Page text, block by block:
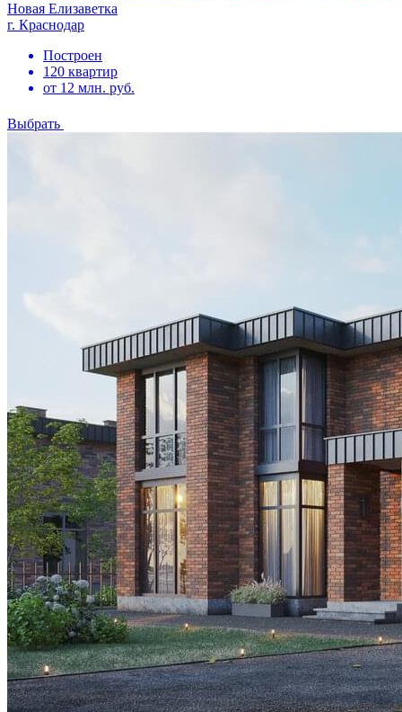
Новая Елизаветка
г. Краснодар
Построен
120 квартир
от 12 млн. руб.
Выбрать